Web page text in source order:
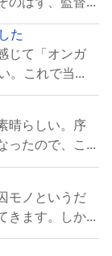
た
じて「オンガ
。これで当...
晴らしい。序
ったので、こ...
モノというだ
ます。しか...